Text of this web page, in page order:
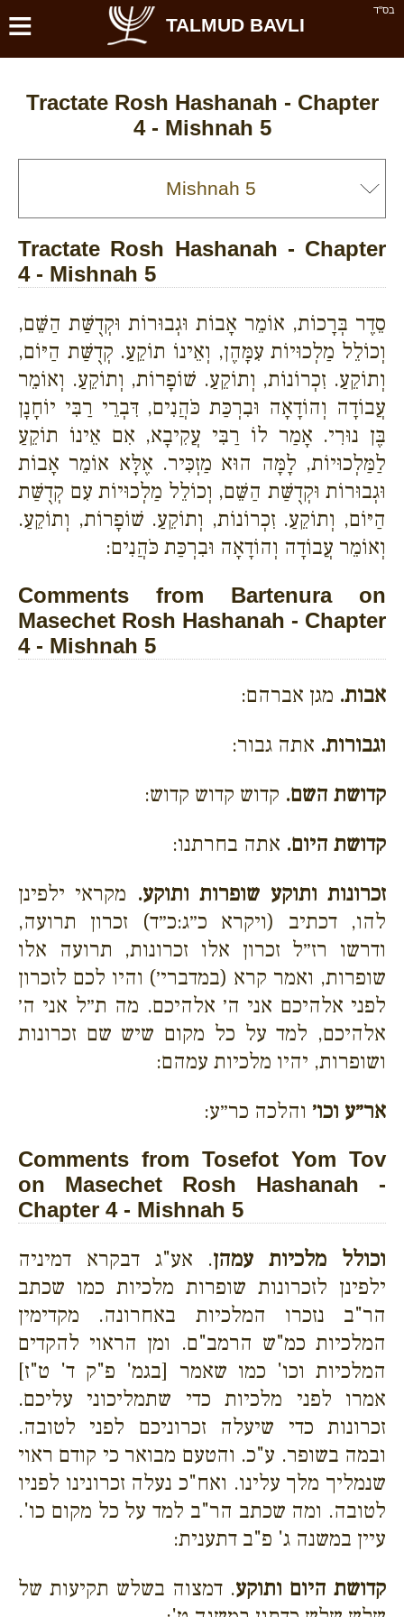
בס''ד ≡ TALMUD BAVLI
Tractate Rosh Hashanah - Chapter
4 - Mishnah 5
Tractate Rosh Hashanah - Chapter
4 - Mishnah 5
סֵדֶר בְּרָכוֹת, אוֹמֵר אָבוֹת וּגְבוּרוֹת וּקְדֻשַּׁת הַשֵּׁם,
וְכוֹלֵל מַלְכוּיוֹת עִמָּהֶן, וְאֵינוֹ תוֹקֵעַ. קְדֻשַּׁת הַיּוֹם,
וְתוֹקֵעַ. זִכְרוֹנוֹת, וְתוֹקֵעַ. שׁוֹפָרוֹת, וְתוֹקֵעַ. וְאוֹמֵר
עֲבוֹדָה וְהוֹדָאָה וּבִרְכַּת כֹּהֲנִים, דִּבְרֵי רַבִּי יוֹחָנָן
בֶּן נוּרִי. אָמַר לוֹ רַבִּי עֲקִיבָא, אִם אֵינוֹ תוֹקֵעַ
לַמַּלְכוּיוֹת, לָמָּה הוּא מַזְכִּיר. אֶלָּא אוֹמֵר אָבוֹת
וּגְבוּרוֹת וּקְדֻשַּׁת הַשֵּׁם, וְכוֹלֵל מַלְכוּיוֹת עִם קְדֻשַּׁת
הַיּוֹם, וְתוֹקֵעַ. זִכְרוֹנוֹת, וְתוֹקֵעַ. שׁוֹפָרוֹת, וְתוֹקֵעַ.
וְאוֹמֵר עֲבוֹדָה וְהוֹדָאָה וּבִרְכַּת כֹּהֲנִים:
Comments from Bartenura on
Masechet Rosh Hashanah - Chapter
4 - Mishnah 5
אבות. מגן אברהם:
וגבורות. אתה גבור:
קדושת השם. קדוש קדוש קדוש:
קדושת היום. אתה בחרתנו:
זכרונות ותוקע שופרות ותוקע. מקראי ילפינן
להו, דכתיב (ויקרא כ״ג:כ״ד) זכרון תרועה,
ודרשו רז״ל זכרון אלו זכרונות, תרועה אלו
שופרות, ואמר קרא (במדברי׳) והיו לכם לזכרון
לפני אלהיכם אני ה׳ אלהיכם. מה ת״ל אני ה׳
אלהיכם, למד על כל מקום שיש שם זכרונות
ושופרות, יהיו מלכיות עמהם:
אר״ע וכו׳ והלכה כר״ע:
Comments from Tosefot Yom Tov
on Masechet Rosh Hashanah -
Chapter 4 - Mishnah 5
וכולל מלכיות עמהן. אע"ג דבקרא דמיניה
ילפינן לזכרונות שופרות מלכיות כמו שכתב
הר"ב נזכרו המלכיות באחרונה. מקדימין
המלכיות כמ"ש הרמב"ם. ומן הראוי להקדים
המלכיות וכו' כמו שאמר [בגמ' פ"ק ד' ט"ז]
אמרו לפני מלכיות כדי שתמליכוני עליכם.
זכרונות כדי שיעלה זכרוניכם לפני לטובה.
ובמה בשופר. ע"כ. והטעם מבואר כי קודם ראוי
שנמליך מלך עלינו. ואח"כ נעלה זכרונינו לפניו
לטובה. ומה שכתב הר"ב למד על כל מקום כו'.
עיין במשנה ג' פ"ב דתענית:
קדושת היום ותוקע. דמצוה בשלש תקיעות של